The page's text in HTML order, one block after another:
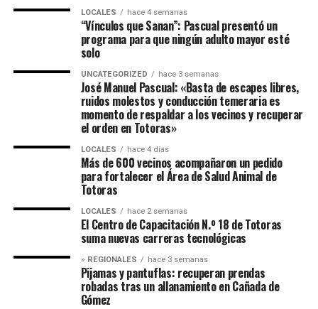
LOCALES hace 4 semanas
“Vínculos que Sanan”: Pascual presentó un
programa para que ningún adulto mayor esté
solo
UNCATEGORIZED hace 3 semanas
José Manuel Pascual: «Basta de escapes libres,
ruidos molestos y conducción temeraria es
momento de respaldar a los vecinos y recuperar
el orden en Totoras»
LOCALES hace 4 días
Más de 600 vecinos acompañaron un pedido
para fortalecer el Área de Salud Animal de
Totoras
LOCALES hace 2 semanas
El Centro de Capacitación N.º 18 de Totoras
suma nuevas carreras tecnológicas
» REGIONALES hace 3 semanas
Pijamas y pantuflas: recuperan prendas
robadas tras un allanamiento en Cañada de
Gómez